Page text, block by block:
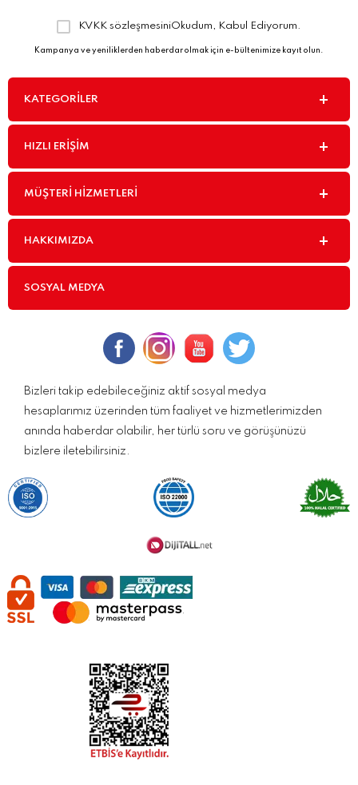
KVKK sözleşmesiniOkudum, Kabul Ediyorum.
Kampanya ve yeniliklerden haberdar olmak için e-bültenimize kayıt olun.
KATEGORILER
HIZLI ERIŞIM
MÜŞTERI HIZMETLERI
HAKKIMIZDA
SOSYAL MEDYA
Bizleri takip edebileceğiniz aktif sosyal medya
hesaplarımız üzerinden tüm faaliyet ve hizmetlerimizden
anında haberdar olabilir, her türlü soru ve görüşünüzü
bizlere iletebilirsiniz.